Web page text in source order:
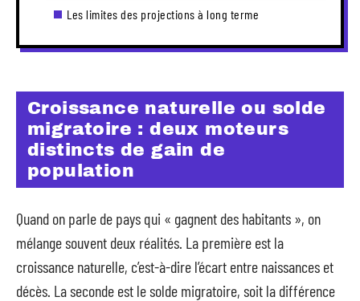
Les limites des projections à long terme
Croissance naturelle ou solde
migratoire : deux moteurs
distincts de gain de
population
Quand on parle de pays qui « gagnent des habitants », on
mélange souvent deux réalités. La première est la
croissance naturelle, c’est-à-dire l’écart entre naissances et
décès. La seconde est le solde migratoire, soit la différence